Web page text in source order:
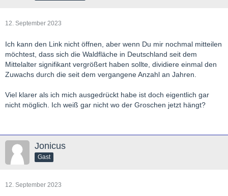
12. September 2023
Ich kann den Link nicht öffnen, aber wenn Du mir nochmal mitteilen
möchtest, dass sich die Waldfläche in Deutschland seit dem
Mittelalter signifikant vergrößert haben sollte, dividiere einmal den
Zuwachs durch die seit dem vergangene Anzahl an Jahren.
Viel klarer als ich mich ausgedrückt habe ist doch eigentlich gar
nicht möglich. Ich weiß gar nicht wo der Groschen jetzt hängt?
Jonicus
Gast
12. September 2023